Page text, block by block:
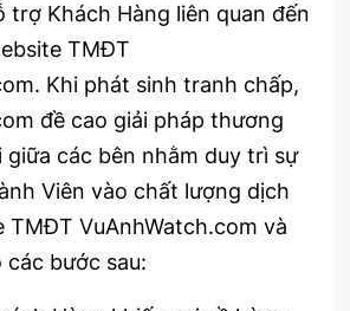
trợ Khách Hàng liên quan đến
TMĐT
Khi phát sinh tranh chấp,
đề cao giải pháp thương
giữa các bên nhằm duy trì sự
Viên vào chất lượng dịch
TMĐT VuAnhWatch.com và
bước sau: